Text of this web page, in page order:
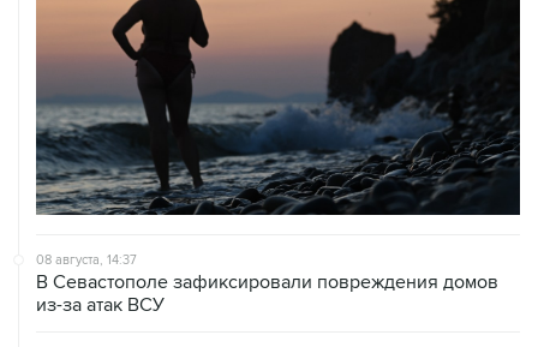
08 августа, 14:37
В Севастополе зафиксировали повреждения домов
из-за атак ВСУ